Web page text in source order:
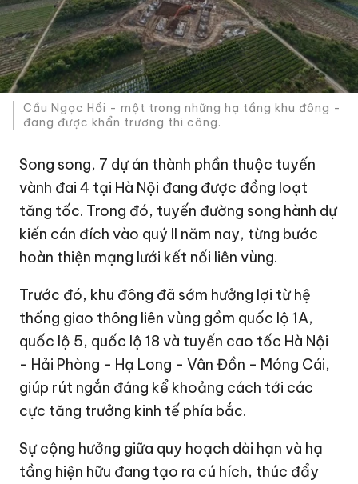
Cầu Ngọc Hồi - một trong những hạ tầng khu đông -
đang được khẩn trương thi công.
Song song, 7 dự án thành phần thuộc tuyến
vành đai 4 tại Hà Nội đang được đồng loạt
tăng tốc. Trong đó, tuyến đường song hành dự
kiến cán đích vào quý II năm nay, từng bước
hoàn thiện mạng lưới kết nối liên vùng.
Trước đó, khu đông đã sớm hưởng lợi từ hệ
thống giao thông liên vùng gồm quốc lộ 1A,
quốc lộ 5, quốc lộ 18 và tuyến cao tốc Hà Nội
- Hải Phòng - Hạ Long - Vân Đồn - Móng Cái,
giúp rút ngắn đáng kể khoảng cách tới các
cực tăng trưởng kinh tế phía bắc.
Sự cộng hưởng giữa quy hoạch dài hạn và hạ
tầng hiện hữu đang tạo ra cú hích, thúc đẩy